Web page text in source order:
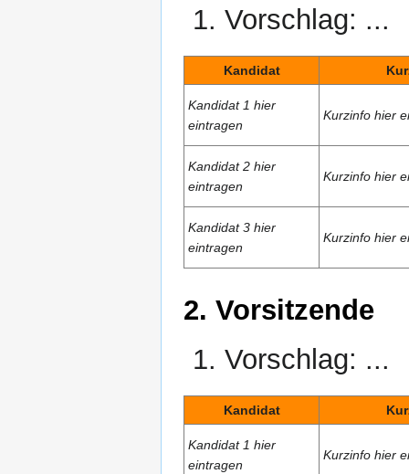
Vorschlag: ...
Kandidat
Kandidat 1 hier
eintragen
Kurzinfo hier
Kandidat 2 hier
eintragen
Kurzinfo hier
Kandidat 3 hier
eintragen
Kurzinfo hier
2. Vorsitzende
Vorschlag: ...
Kandidat
Kandidat 1 hier
eintragen
Kurzinfo hier